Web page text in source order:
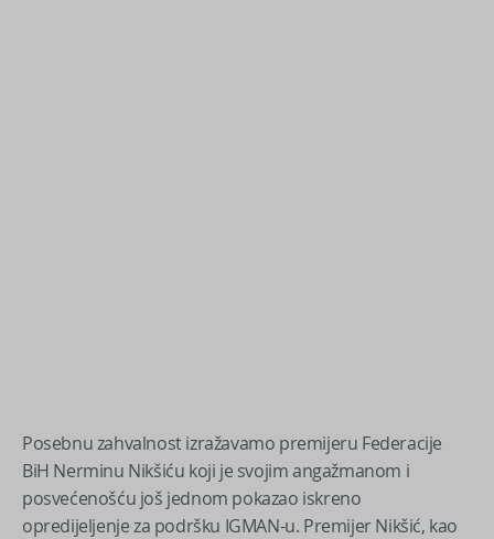
Posebnu zahvalnost izražavamo premijeru Federacije
BiH Nerminu Nikšiću koji je svojim angažmanom i
posvećenošću još jednom pokazao iskreno
opredijeljenje za podršku IGMAN-u. Premijer Nikšić, kao